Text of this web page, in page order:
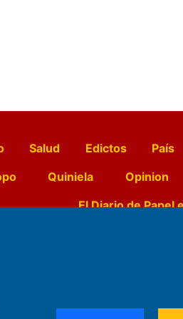
Salud Edictos País
Quiniela Opinion
El Diario de Papel